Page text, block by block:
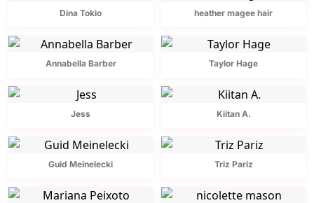
Dina Tokio heather magee hair
Annabella Barber Taylor Hage
Jess Kiitan A.
Guid Meinelecki Triz Pariz